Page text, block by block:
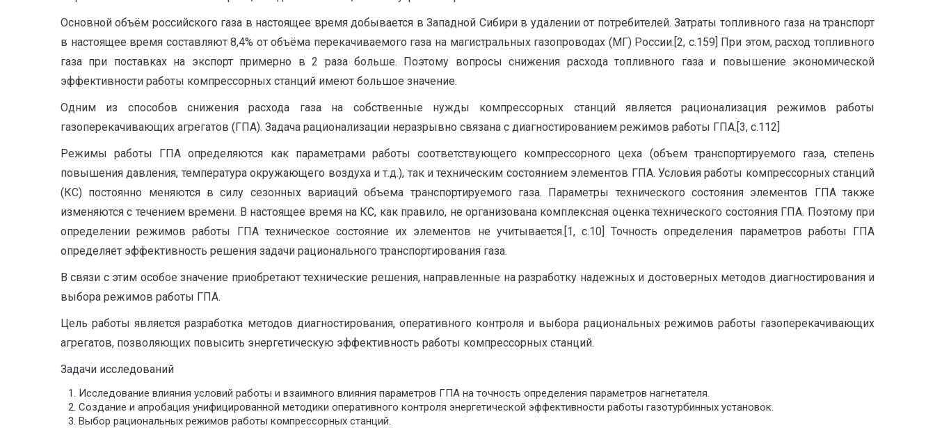
Основной объём российского газа в настоящее время добывается в Западной Сибири в удалении от потребителей. Затраты топливного газа на транспорт
в настоящее время составляют 8,4% от объёма перекачиваемого газа на магистральных газопроводах (МГ) России.[2, с.159] При этом, расход топливного
газа при поставках на экспорт примерно в 2 раза больше. Поэтому вопросы снижения расхода топливного газа и повышение экономической
эффективности работы компрессорных станций имеют большое значение.
Одним из способов снижения расхода газа на собственные нужды компрессорных станций является рационализация режимов работы
газоперекачивающих агрегатов (ГПА). Задача рационализации неразрывно связана с диагностированием режимов работы ГПА.[3, с.112]
Режимы работы ГПА определяются как параметрами работы соответствующего компрессорного цеха (объем транспортируемого газа, степень
повышения давления, температура окружающего воздуха и т.д.), так и техническим состоянием элементов ГПА. Условия работы компрессорных станций
(КС) постоянно меняются в силу сезонных вариаций объема транспортируемого газа. Параметры технического состояния элементов ГПА также
изменяются с течением времени. В настоящее время на КС, как правило, не организована комплексная оценка технического состояния ГПА. Поэтому при
определении режимов работы ГПА техническое состояние их элементов не учитывается.[1, с.10] Точность определения параметров работы ГПА
определяет эффективность решения задачи рационального транспортирования газа.
В связи с этим особое значение приобретают технические решения, направленные на разработку надежных и достоверных методов диагностирования и
выбора режимов работы ГПА.
Цель работы является разработка методов диагностирования, оперативного контроля и выбора рациональных режимов работы газоперекачивающих
агрегатов, позволяющих повысить энергетическую эффективность работы компрессорных станций.
Задачи исследований
Исследование влияния условий работы и взаимного влияния параметров ГПА на точность определения параметров нагнетателя.
Создание и апробация унифицированной методики оперативного контроля энергетической эффективности работы газотурбинных установок.
Выбор рациональных режимов работы компрессорных станций.